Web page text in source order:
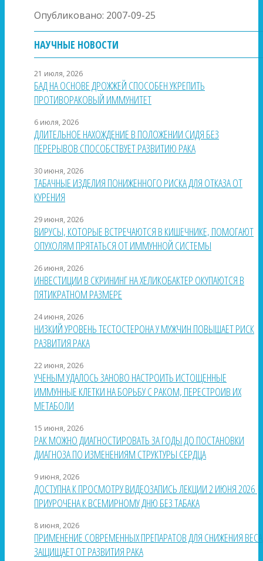
Опубликовано: 2007-09-25
НАУЧНЫЕ НОВОСТИ
21 июля, 2026
БАД НА ОСНОВЕ ДРОЖЖЕЙ СПОСОБЕН УКРЕПИТЬ
ПРОТИВОРАКОВЫЙ ИММУНИТЕТ
6 июля, 2026
ДЛИТЕЛЬНОЕ НАХОЖДЕНИЕ В ПОЛОЖЕНИИ СИДЯ БЕЗ
ПЕРЕРЫВОВ СПОСОБСТВУЕТ РАЗВИТИЮ РАКА
30 июня, 2026
ТАБАЧНЫЕ ИЗДЕЛИЯ ПОНИЖЕННОГО РИСКА ДЛЯ ОТКАЗА ОТ
КУРЕНИЯ
29 июня, 2026
ВИРУСЫ, КОТОРЫЕ ВСТРЕЧАЮТСЯ В КИШЕЧНИКЕ, ПОМОГАЮТ
ОПУХОЛЯМ ПРЯТАТЬСЯ ОТ ИММУННОЙ СИСТЕМЫ
26 июня, 2026
ИНВЕСТИЦИИ В СКРИНИНГ НА ХЕЛИКОБАКТЕР ОКУПАЮТСЯ В
ПЯТИКРАТНОМ РАЗМЕРЕ
24 июня, 2026
НИЗКИЙ УРОВЕНЬ ТЕСТОСТЕРОНА У МУЖЧИН ПОВЫШАЕТ РИСК
РАЗВИТИЯ РАКА
22 июня, 2026
УЧЕНЫМ УДАЛОСЬ ЗАНОВО НАСТРОИТЬ ИСТОЩЕННЫЕ
ИММУННЫЕ КЛЕТКИ НА БОРЬБУ С РАКОМ, ПЕРЕСТРОИВ ИХ
МЕТАБОЛИ
15 июня, 2026
РАК МОЖНО ДИАГНОСТИРОВАТЬ ЗА ГОДЫ ДО ПОСТАНОВКИ
ДИАГНОЗА ПО ИЗМЕНЕНИЯМ СТРУКТУРЫ СЕРДЦА
9 июня, 2026
ДОСТУПНА К ПРОСМОТРУ ВИДЕОЗАПИСЬ ЛЕКЦИИ 2 ИЮНЯ 2026 |
ПРИУРОЧЕНА К ВСЕМИРНОМУ ДНЮ БЕЗ ТАБАКА
8 июня, 2026
ПРИМЕНЕНИЕ СОВРЕМЕННЫХ ПРЕПАРАТОВ ДЛЯ СНИЖЕНИЯ ВЕСА
ЗАЩИЩАЕТ ОТ РАЗВИТИЯ РАКА